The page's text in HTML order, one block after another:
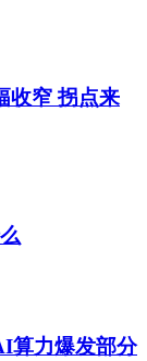
收窄 拐点来
算力爆发部分